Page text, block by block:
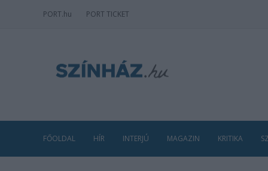
PORT.hu PORT TICKET
FŐOLDAL HÍR INTERJÚ MAGAZIN KRITIKA